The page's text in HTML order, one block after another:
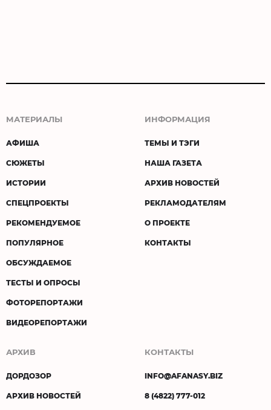
МАТЕРИАЛЫ
АФИША
СЮЖЕТЫ
ИСТОРИИ
СПЕЦПРОЕКТЫ
РЕКОМЕНДУЕМОЕ
ПОПУЛЯРНОЕ
ОБСУЖДАЕМОЕ
ТЕСТЫ И ОПРОСЫ
ФОТОРЕПОРТАЖИ
ВИДЕОРЕПОРТАЖИ
ИНФОРМАЦИЯ
ТЕМЫ И ТЭГИ
НАША ГАЗЕТА
АРХИВ НОВОСТЕЙ
РЕКЛАМОДАТЕЛЯМ
О ПРОЕКТЕ
КОНТАКТЫ
АРХИВ
ДОРДОЗОР
АРХИВ НОВОСТЕЙ
КОНТАКТЫ
INFO@AFANASY.BIZ
8 (4822) 777-012